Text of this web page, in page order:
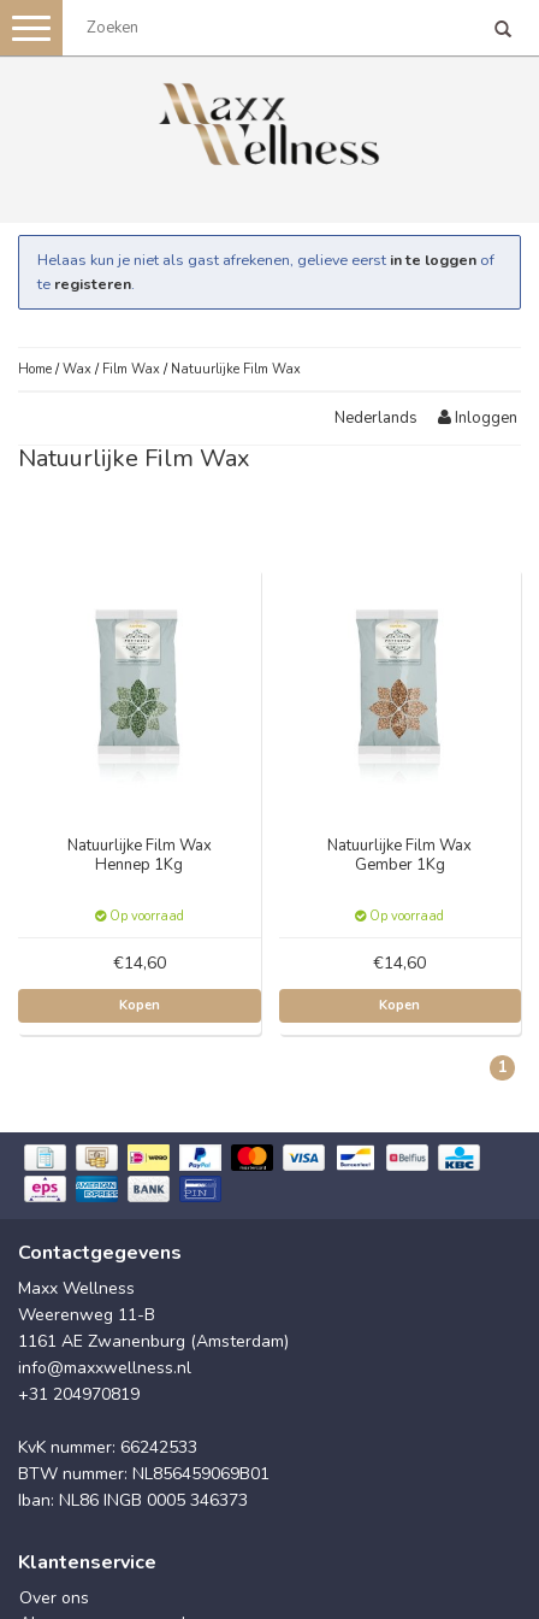
Toggle
navigation
Helaas kun je niet als gast afrekenen, gelieve eerst in te loggen of
te registeren.
Home /Wax / Film Wax / Natuurlijke Film Wax
Nederlands Inloggen
Natuurlijke Film Wax
Natuurlijke Film Wax
Hennep 1Kg
Op voorraad
€14,60
Kopen
Natuurlijke Film Wax
Gember 1Kg
Op voorraad
€14,60
Kopen
1
Contactgegevens
Maxx Wellness
Weerenweg 11-B
1161 AE Zwanenburg (Amsterdam)
info@maxxwellness.nl
+31 204970819
KvK nummer: 66242533
BTW nummer: NL856459069B01
Iban: NL86 INGB 0005 346373
Klantenservice
Over ons